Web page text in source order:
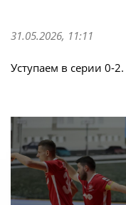
31.05.2026, 11:11
Уступаем в серии 0-2.